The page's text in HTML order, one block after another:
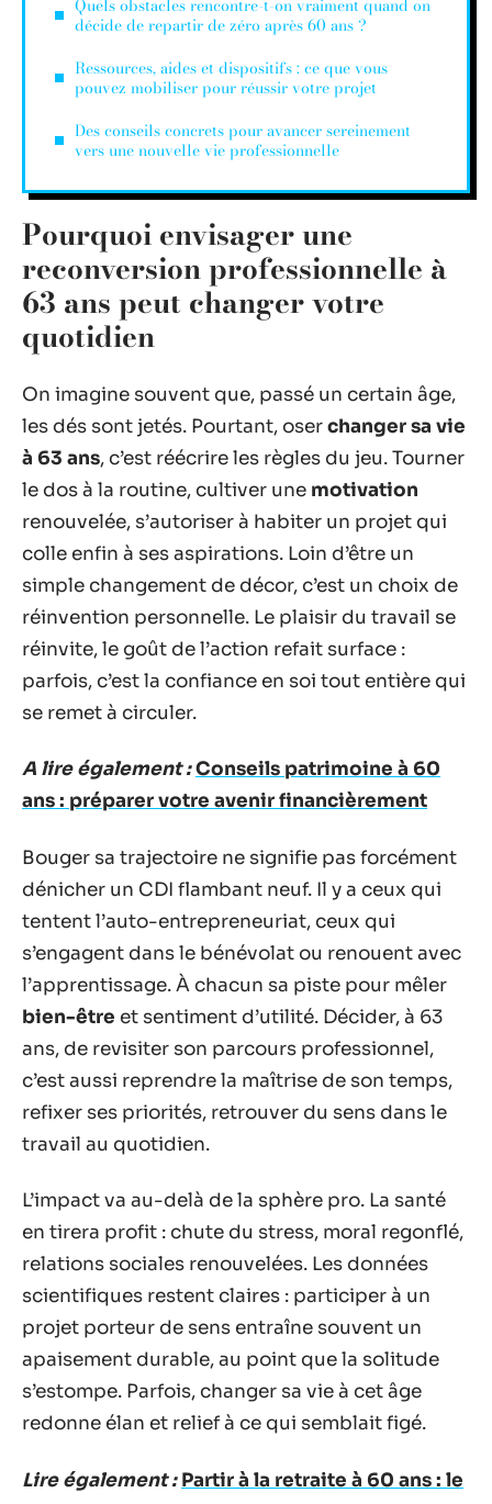
Quels obstacles rencontre-t-on vraiment quand on
décide de repartir de zéro après 60 ans ?
Ressources, aides et dispositifs : ce que vous
pouvez mobiliser pour réussir votre projet
Des conseils concrets pour avancer sereinement
vers une nouvelle vie professionnelle
Pourquoi envisager une
reconversion professionnelle à
63 ans peut changer votre
quotidien
On imagine souvent que, passé un certain âge,
les dés sont jetés. Pourtant, oserchanger sa vie
à 63 ans, c’est réécrire les règles du jeu. Tourner
le dos à la routine, cultiver une motivation
renouvelée, s’autoriser à habiter un projet qui
colle enfin à ses aspirations. Loin d’être un
simple changement de décor, c’est un choix de
réinvention personnelle. Le plaisir du travail se
réinvite, le goût de l’action refait surface :
parfois, c’est la confiance en soi tout entière qui
se remet à circuler.
A lire également :Conseils patrimoine à 60
ans : préparer votre avenir financièrement
Bouger sa trajectoire ne signifie pas forcément
dénicher un CDI flambant neuf. Il y a ceux qui
tentent l’auto-entrepreneuriat, ceux qui
s’engagent dans le bénévolat ou renouent avec
l’apprentissage. À chacun sa piste pour mêler
bien-être et sentiment d’utilité. Décider, à 63
ans, de revisiter son parcours professionnel,
c’est aussi reprendre la maîtrise de son temps,
refixer ses priorités, retrouver du sens dans le
travail au quotidien.
L’impact va au-delà de la sphère pro. La santé
en tirera profit : chute du stress, moral regonflé,
relations sociales renouvelées. Les données
scientifiques restent claires : participer à un
projet porteur de sens entraîne souvent un
apaisement durable, au point que la solitude
s’estompe. Parfois, changer sa vie à cet âge
redonne élan et relief à ce qui semblait figé.
Lire également : Partir à la retraite à 60 ans : le